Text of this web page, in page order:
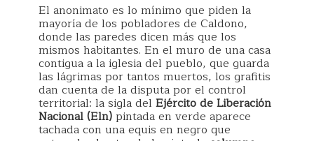
El anonimato es lo mínimo que piden la
mayoría de los pobladores de Caldono,
donde las paredes dicen más que los
mismos habitantes. En el muro de una casa
contigua a la iglesia del pueblo, que guarda
las lágrimas por tantos muertos, los grafitis
dan cuenta de la disputa por el control
territorial: la sigla del Ejército de Liberación
Nacional (Eln)pintada en verde aparece
tachada con una equis en negro que